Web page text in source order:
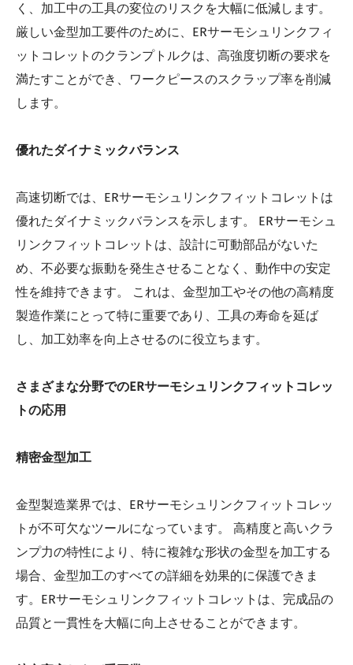
く、加工中の工具の変位のリスクを大幅に低減します。
厳しい金型加工要件のために、ERサーモシュリンクフィ
ットコレットのクランプトルクは、高強度切断の要求を
満たすことができ、ワークピースのスクラップ率を削減
します。
優れたダイナミックバランス
高速切断では、ERサーモシュリンクフィットコレットは
優れたダイナミックバランスを示します。 ERサーモシュ
リンクフィットコレットは、設計に可動部品がないた
め、不必要な振動を発生させることなく、動作中の安定
性を維持できます。 これは、金型加工やその他の高精度
製造作業にとって特に重要であり、工具の寿命を延ば
し、加工効率を向上させるのに役立ちます。
さまざまな分野でのERサーモシュリンクフィットコレッ
トの応用
精密金型加工
金型製造業界では、ERサーモシュリンクフィットコレッ
トが不可欠なツールになっています。 高精度と高いクラ
ンプ力の特性により、特に複雑な形状の金型を加工する
場合、金型加工のすべての詳細を効果的に保護できま
す。ERサーモシュリンクフィットコレットは、完成品の
品質と一貫性を大幅に向上させることができます。